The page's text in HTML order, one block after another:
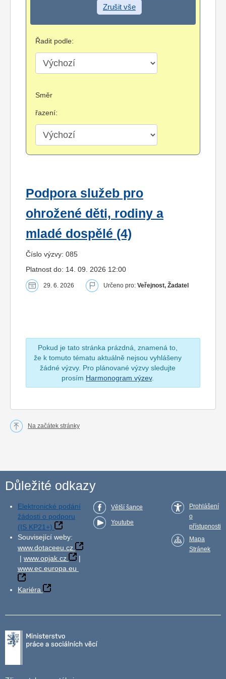
Zrušit vše
Řadit podle:
Směr
řazení:
Podpora služeb pro
ohrožené děti, rodiny a
mladé dospělé (4)
Číslo výzvy: 085
Platnost do: 14. 09. 2026 12:00
29. 6. 2026 Určeno pro: Veřejnost, Žadatel
Pokud je tato stránka prázdná, znamená to,
že k tomuto tématu aktuálně nejsou vyhlášeny
žádné výzvy. Pro plánované výzvy sledujte
prosím Harmonogram výzev.
Na začátek stránky
Důležité odkazy
Elektronické podání
žádosti o podporu
(IS KP21+)
Související weby:
www.dotaceeu.cz
| www.opjak.cz
|
www.ec.europa.eu
Kariéra
Větší šance
Youtube
Prohlášení
o
přístupnosti
Mapa
Stránek